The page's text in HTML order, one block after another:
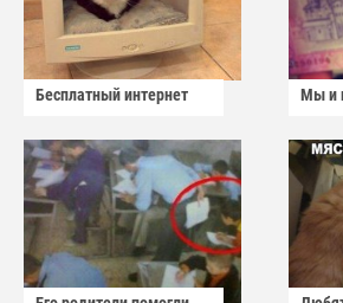
Бесплатный интернет Мы и